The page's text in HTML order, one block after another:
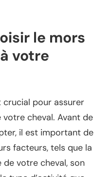
le mors
votre
pour assurer
cheval. Avant de
il est important de
facteurs, tels que la
de votre cheval, son